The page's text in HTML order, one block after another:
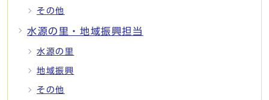
その他
水源の里・地域振興担当
水源の里
地域振興
その他